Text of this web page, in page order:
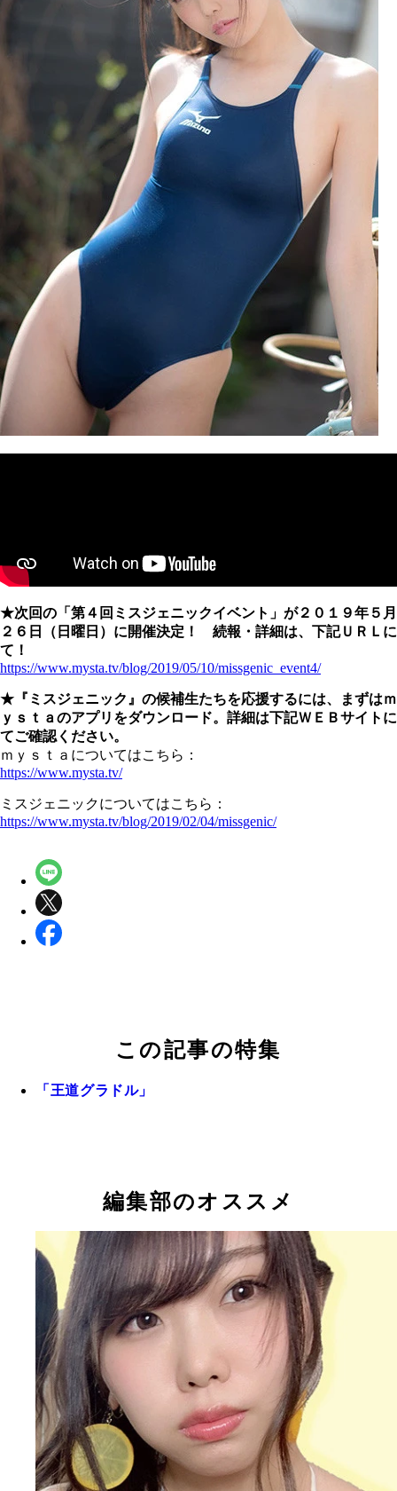
★次回の「第４回ミスジェニックイベント」が２０１９年５月
２６日（日曜日）に開催決定！ 続報・詳細は、下記ＵＲＬに
て！
https://www.mysta.tv/blog/2019/05/10/missgenic_event4/
★『ミスジェニック』の候補生たちを応援するには、まずはｍ
ｙｓｔａのアプリをダウンロード。詳細は下記ＷＥＢサイトに
てご確認ください。
ｍｙｓｔａについてはこちら：
https://www.mysta.tv/
ミスジェニックについてはこちら：
https://www.mysta.tv/blog/2019/02/04/missgenic/
この記事の特集
「王道グラドル」
編集部のオススメ